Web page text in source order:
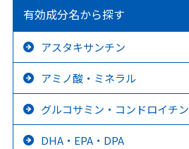
有効成分名から探す
アスタキサンチン
アミノ酸・ミネラル
グルコサミン・コンドロイチン
DHA・EPA・DPA